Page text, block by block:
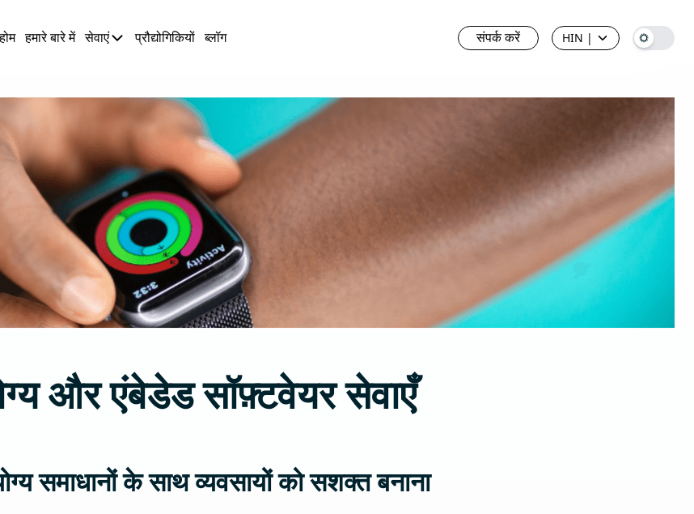
होम हमारे बारे में सेवाएं प्रौद्योगिकियों ब्लॉग संपर्क करें HIN |
और एंबेडेड सॉफ़्टवेयर सेवाएँ
समाधानों के साथ व्यवसायों को सशक्त बनाना